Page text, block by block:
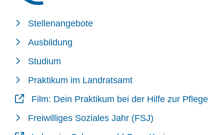
Stellenangebote
Ausbildung
Studium
Praktikum im Landratsamt
Film: Dein Praktikum bei der Hilfe zur Pflege
Freiwilliges Soziales Jahr (FSJ)